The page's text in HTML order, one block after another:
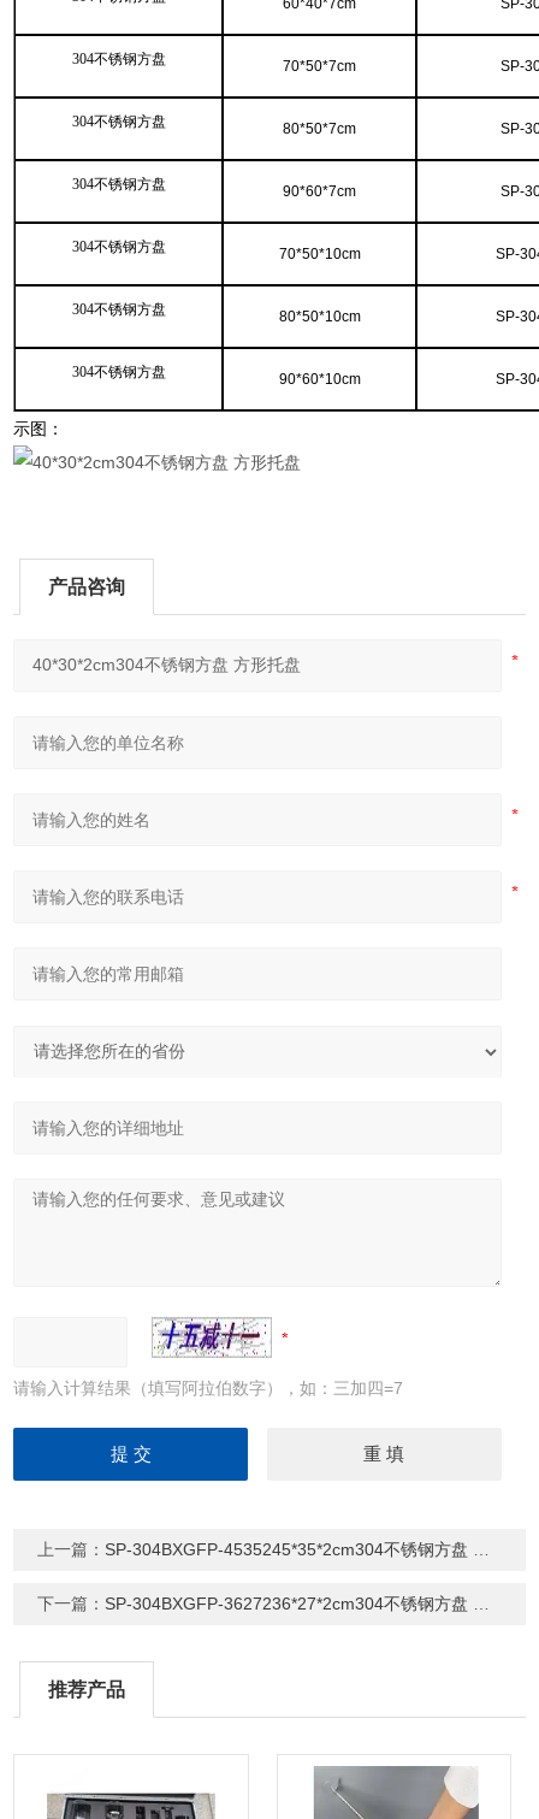
60*40*7cm SP-
304不锈钢方盘 70*50*7cm SP-
304不锈钢方盘 80*50*7cm SP-
304不锈钢方盘 90*60*7cm SP-
304不锈钢方盘 70*50*10cm SP-
304不锈钢方盘 80*50*10cm SP-
304不锈钢方盘 90*60*10cm SP-
示图：
产品咨询
请输入计算结果（填写阿拉伯数字），如：三加四=7
上一篇： SP-304BXGFP-4535245*35*2cm304不锈钢方盘 方形托盘
下一篇： SP-304BXGFP-3627236*27*2cm304不锈钢方盘 方形托盘
推荐产品